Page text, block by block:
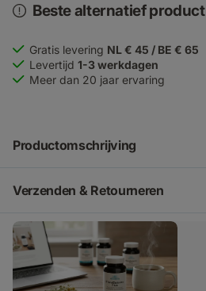
Beste alternatief product
Gratis levering NL € 45 / BE € 65
Levertijd 1-3 werkdagen
Meer dan 20 jaar ervaring
Productomschrijving
Verzenden & Retourneren